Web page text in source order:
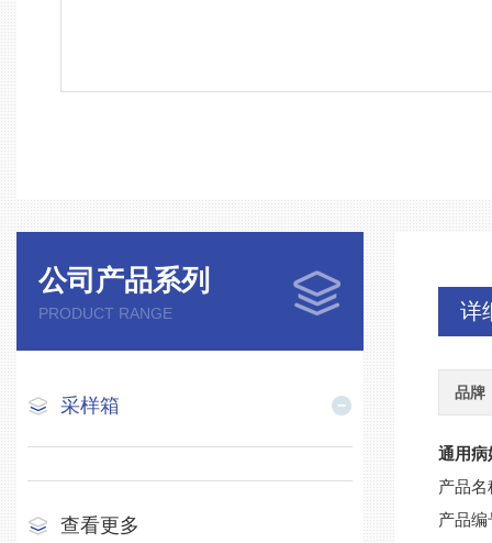
公司产品系列
PRODUCT RANGE
采样箱
查看更多
详
品牌
通用病
产品名
产品编